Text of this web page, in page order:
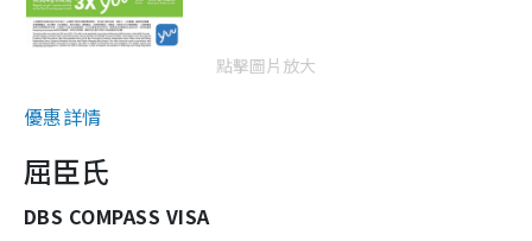
點擊圖片放大
優惠詳情
屈臣氏
DBS COMPASS VISA